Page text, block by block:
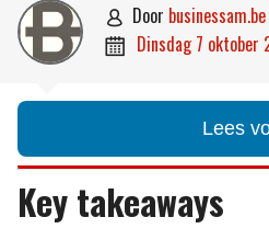
 door businessam.be
 dinsdag 7 oktober
Lees
Key takeaways